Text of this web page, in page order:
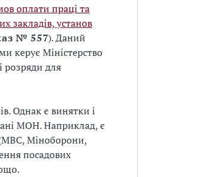
оплати праці та
закладів, установ
№ 557). Даний
керує Міністерство
розряди для
Однак є винятки і
МОН. Наприклад, є
(МВС, Міноборони,
посадових